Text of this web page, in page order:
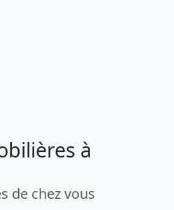
à
de chez vous